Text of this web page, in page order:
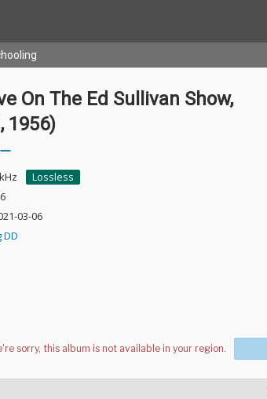
On The Ed Sullivan Show,
1956)
Lossless
03-06
DD